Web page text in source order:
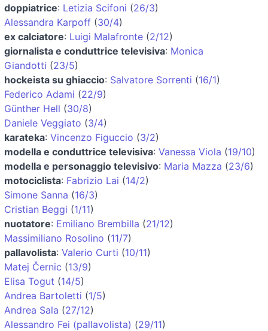
doppiatrice: Letizia Scifoni (26/3)
Alessandra Karpoff (30/4)
ex calciatore: Luigi Malafronte (2/12)
giornalista e conduttrice televisiva: Monica
Giandotti (23/5)
hockeista su ghiaccio: Salvatore Sorrenti (16/1)
Federico Adami (22/9)
Günther Hell (30/8)
Daniele Veggiato (3/4)
karateka: Vincenzo Figuccio (3/2)
modella e conduttrice televisiva: Vanessa Viola (19/10)
modella e personaggio televisivo: Maria Mazza (23/6)
motociclista: Fabrizio Lai (14/2)
Simone Sanna (16/3)
Cristian Beggi (1/11)
nuotatore: Emiliano Brembilla (21/12)
Massimiliano Rosolino (11/7)
pallavolista: Valerio Curti (10/11)
Matej Černic (13/9)
Elisa Togut (14/5)
Andrea Bartoletti (1/5)
Andrea Sala (27/12)
Alessandro Fei (pallavolista) (29/11)